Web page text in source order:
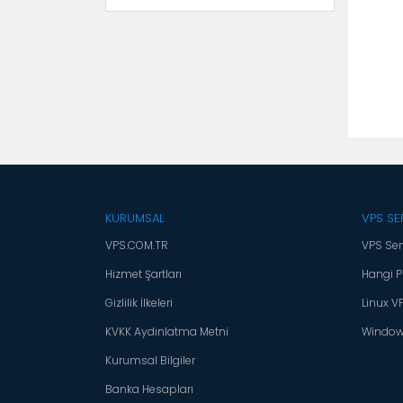
KURUMSAL
VPS.COM.TR
Hizmet Şartları
Gizlilik İlkeleri
KVKK Aydınlatma Metni
Kurumsal Bilgiler
Banka Hesapları
VPS
VPS
Hangi
Linux